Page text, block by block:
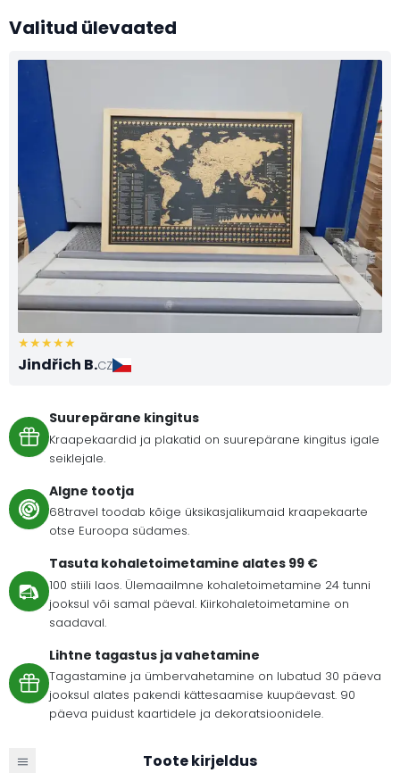
Valitud ülevaated
Jindřich B.CZ
Suurepärane kingitus
Kraapekaardid ja plakatid on suurepärane kingitus igale
seiklejale.
Algne tootja
68travel toodab kõige üksikasjalikumaid kraapekaarte
otse Euroopa südames.
Tasuta kohaletoimetamine alates 99 €
100 stiili laos. Ülemaailmne kohaletoimetamine 24 tunni
jooksul või samal päeval. Kiirkohaletoimetamine on
saadaval.
Lihtne tagastus ja vahetamine
Tagastamine ja ümbervahetamine on lubatud 30 päeva
jooksul alates pakendi kättesaamise kuupäevast. 90
päeva puidust kaartidele ja dekoratsioonidele.
Toote kirjeldus